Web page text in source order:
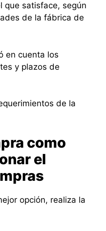
que satisface, según
de la fábrica de
en cuenta los
y plazos de
de la
como
el
opción, realiza la